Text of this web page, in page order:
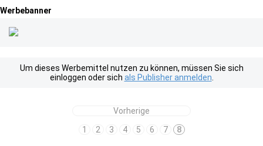
Werbebanner
Um dieses Werbemittel nutzen zu können, müssen Sie sich
einloggen oder sich als Publisher anmelden
Vorherige
1
2 3 4 5 6 7 8